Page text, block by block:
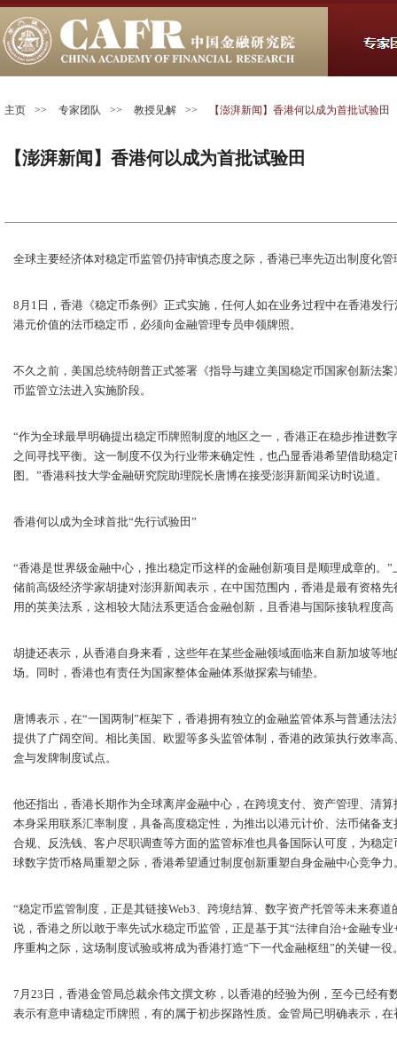
主页 >> 专家团队 >> 教授见解 >> 【澎湃新闻】香港何以成为首批试验田
【澎湃新闻】香港何以成为首批试验田
全球主要经济体对稳定币监管仍持审慎态度之际，香港已率先迈出制度化管
8月1日，香港《稳定币条例》正式实施，任何人如在业务过程中在香港发
港元价值的法币稳定币，必须向金融管理专员申领牌照。
不久之前，美国总统特朗普正式签署《指导与建立美国稳定币国家创新法
币监管立法进入实施阶段。
“作为全球最早明确提出稳定币牌照制度的地区之一，香港正在稳步推进数
之间寻找平衡。这一制度不仅为行业带来确定性，也凸显香港希望借助稳
图。”香港科技大学金融研究院助理院长唐博在接受澎湃新闻采访时说道。
香港何以成为全球首批“先行试验田”
“香港是世界级金融中心，推出稳定币这样的金融创新项目是顺理成章的。
储前高级经济学家胡捷对澎湃新闻表示，在中国范围内，香港是最有资格
用的英美法系，这相较大陆法系更适合金融创新，且香港与国际接轨程度
胡捷还表示，从香港自身来看，这些年在某些金融领域面临来自新加坡等
场。同时，香港也有责任为国家整体金融体系做探索与铺垫。
唐博表示，在“一国两制”框架下，香港拥有独立的金融监管体系与普通法
提供了广阔空间。相比美国、欧盟等多头监管体制，香港的政策执行效率
盒与发牌制度试点。
他还指出，香港长期作为全球离岸金融中心，在跨境支付、资产管理、清
本身采用联系汇率制度，具备高度稳定性，为推出以港元计价、法币储备
合规、反洗钱、客户尽职调查等方面的监管标准也具备国际认可度，为稳
球数字货币格局重塑之际，香港希望通过制度创新重塑自身金融中心竞争力
“稳定币监管制度，正是其链接Web3、跨境结算、数字资产托管等未来赛
说，香港之所以敢于率先试水稳定币监管，正是基于其“法律自治+金融专
序重构之际，这场制度试验或将成为香港打造“下一代金融枢纽”的关键一役
7月23日，香港金管局总裁余伟文撰文称，以香港的经验为例，至今已经有
表示有意申请稳定币牌照，有的属于初步探路性质。金管局已明确表示，